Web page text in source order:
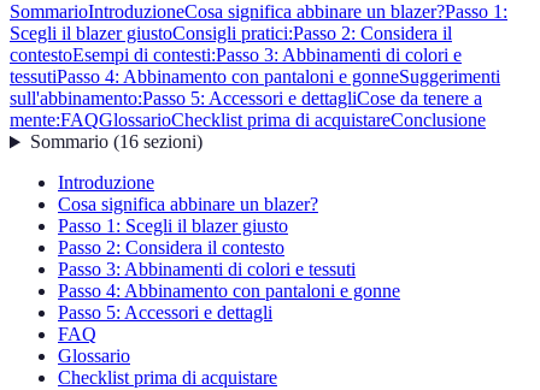
SommarioIntroduzioneCosa significa abbinare un blazer?Passo 1:
Scegli il blazer giustoConsigli pratici:Passo 2: Considera il
contestoEsempi di contesti:Passo 3: Abbinamenti di colori e
tessutiPasso 4: Abbinamento con pantaloni e gonneSuggerimenti
sull'abbinamento:Passo 5: Accessori e dettagliCose da tenere a
mente:FAQGlossarioChecklist prima di acquistareConclusione
Sommario(16 sezioni)
Introduzione
Cosa significa abbinare un blazer?
Passo 1: Scegli il blazer giusto
Passo 2: Considera il contesto
Passo 3: Abbinamenti di colori e tessuti
Passo 4: Abbinamento con pantaloni e gonne
Passo 5: Accessori e dettagli
FAQ
Glossario
Checklist prima di acquistare